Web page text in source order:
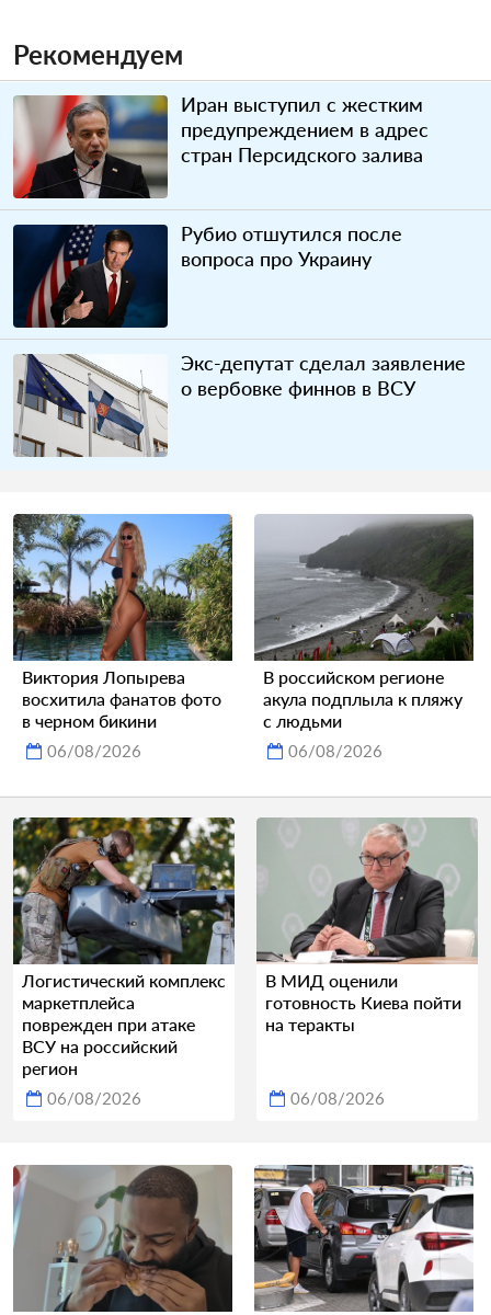
Рекомендуем
Иран выступил с жестким
предупреждением в адрес
стран Персидского залива
Рубио отшутился после
вопроса про Украину
Экс-депутат сделал заявление
о вербовке финнов в ВСУ
Виктория Лопырева
восхитила фанатов фото
в черном бикини
06/08/2026
В российском регионе
акула подплыла к пляжу
с людьми
06/08/2026
Логистический комплекс
маркетплейса
поврежден при атаке
ВСУ на российский
регион
06/08/2026
В МИД оценили
готовность Киева пойти
на теракты
06/08/2026